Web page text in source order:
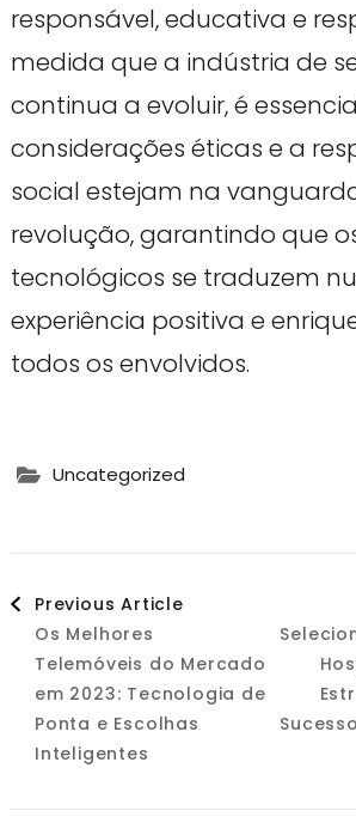
responsável, educativa e
medida que a indústria de
continua a evoluir, é
considerações éticas e a
social estejam na
revolução, garantindo que
tecnológicos se traduzem
experiência positiva e
todos os envolvidos.
Uncategorized
Post
Navigation
Previous Article
Os Melhores
Telemóveis do Mercado
em 2023: Tecnologia de
Ponta e Escolhas
Inteligentes